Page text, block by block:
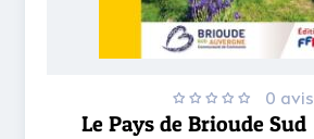
0 avis
Le Pays de Brioude Sud